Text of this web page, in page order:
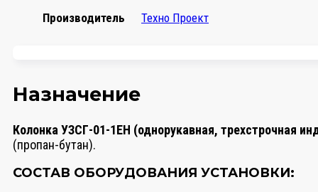
Производитель Техно Проект
Назначение
Колонка УЗСГ-01-1ЕН (однорукавная, трехстрочная
(пропан-бутан).
СОСТАВ ОБОРУДОВАНИЯ УСТАНОВКИ: